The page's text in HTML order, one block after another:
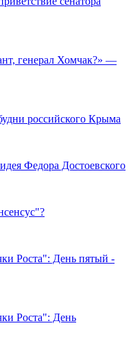
генерал Хомчак?» —
российского Крыма
Федора Достоевского
Роста": День пятый -
Роста": День